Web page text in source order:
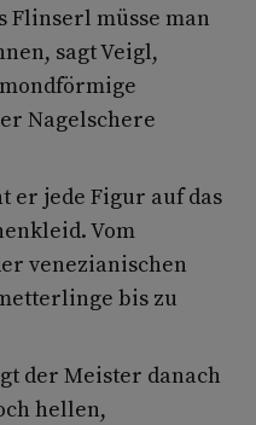
Flinserl müsse man
sagt Veigl,
Nagelschere
er jede Figur auf das
Vom
venezianischen
bis zu
der Meister danach
hellen,